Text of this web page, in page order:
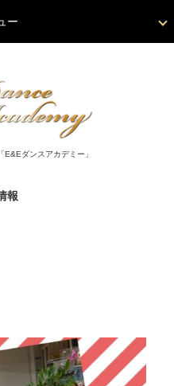
ダンスアカデミー」
報
ー